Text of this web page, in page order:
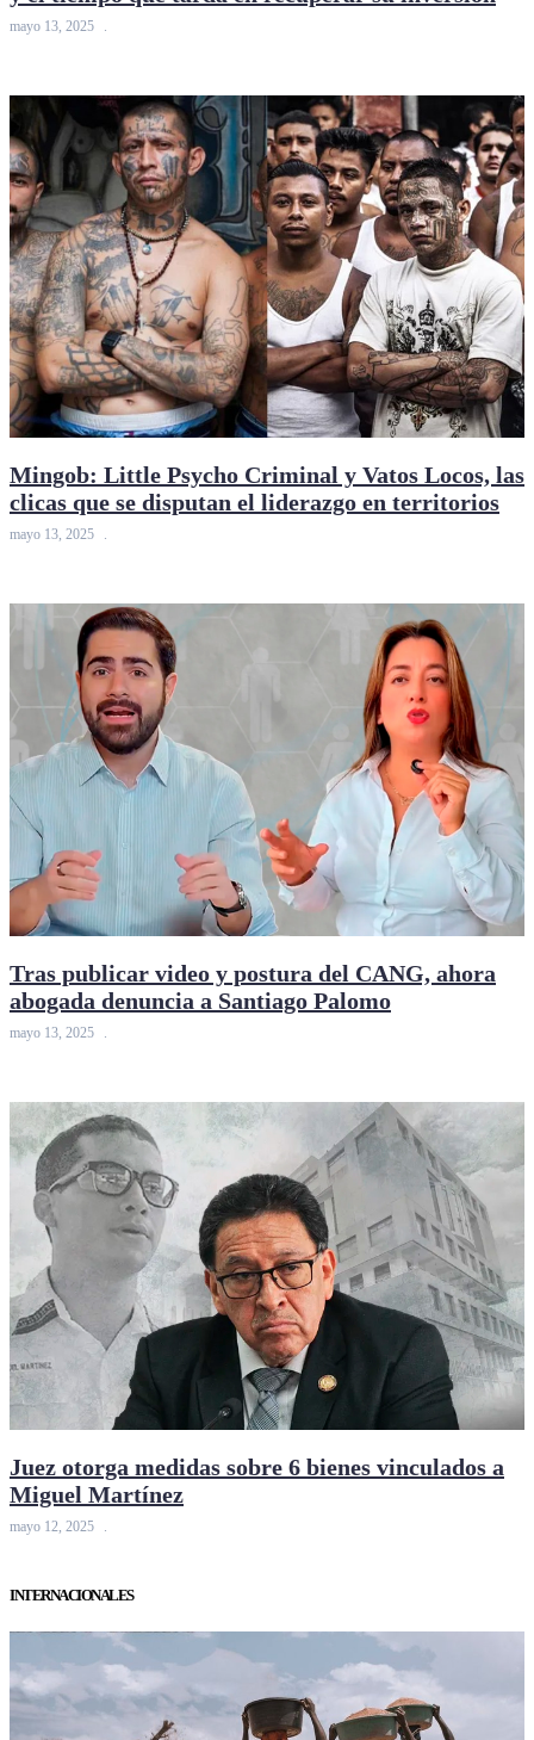
mayo 13, 2025
Mingob: Little Psycho Criminal y Vatos Locos, las
clicas que se disputan el liderazgo en territorios
mayo 13, 2025
Tras publicar video y postura del CANG, ahora
abogada denuncia a Santiago Palomo
mayo 13, 2025
Juez otorga medidas sobre 6 bienes vinculados a
Miguel Martínez
mayo 12, 2025
INTERNACIONALES